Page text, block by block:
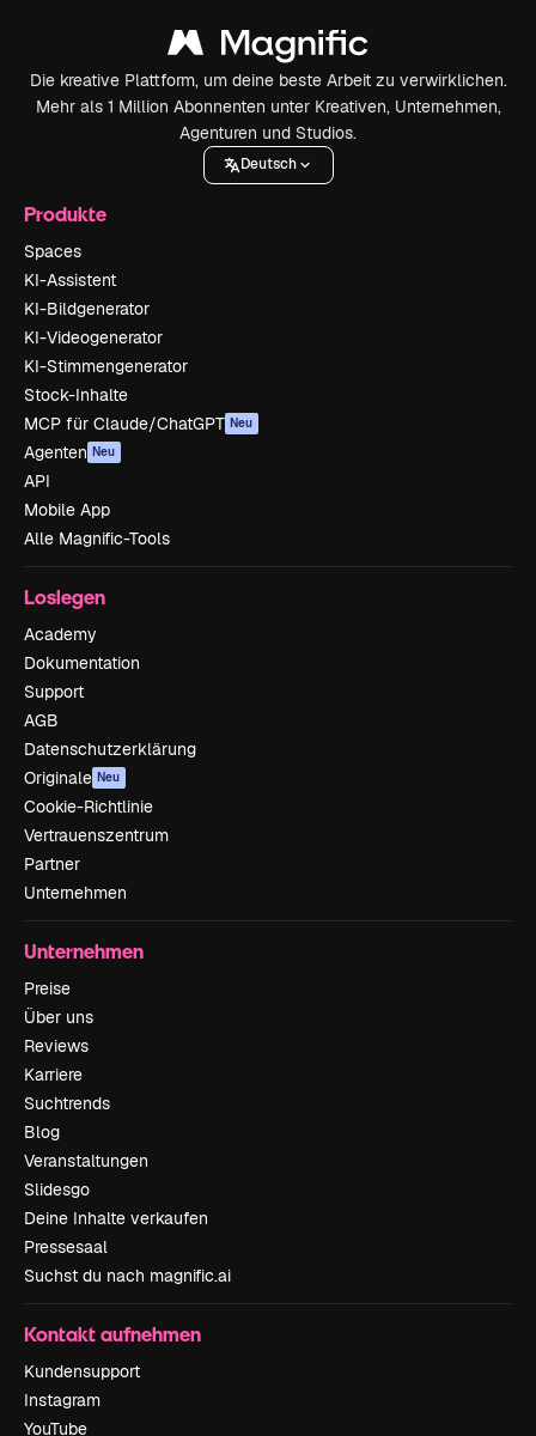
Die kreative Plattform, um deine beste Arbeit zu verwirklichen.
Mehr als 1 Million Abonnenten unter Kreativen, Unternehmen,
Agenturen und Studios.
Deutsch
Produkte
Spaces
KI-Assistent
KI-Bildgenerator
KI-Videogenerator
KI-Stimmengenerator
Stock-Inhalte
MCP für Claude/ChatGPT Neu
Agenten Neu
API
Mobile App
Alle Magnific-Tools
Loslegen
Academy
Dokumentation
Support
AGB
Datenschutzerklärung
Originale Neu
Cookie-Richtlinie
Vertrauenszentrum
Partner
Unternehmen
Unternehmen
Preise
Über uns
Reviews
Karriere
Suchtrends
Blog
Veranstaltungen
Slidesgo
Deine Inhalte verkaufen
Pressesaal
Suchst du nach magnific.ai
Kontakt aufnehmen
Kundensupport
Instagram
YouTube